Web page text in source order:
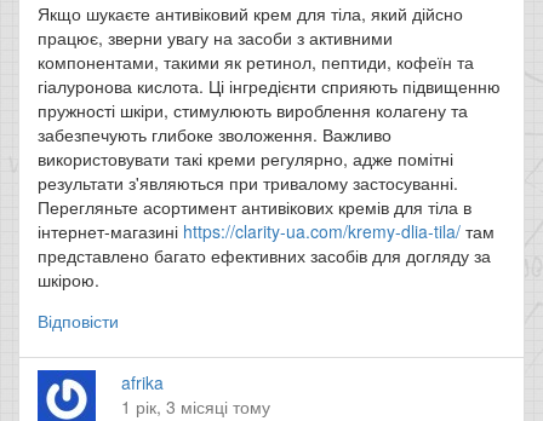
Якщо шукаєте антивіковий крем для тіла, який дійсно
працює, зверни увагу на засоби з активними
компонентами, такими як ретинол, пептиди, кофеїн та
гіалуронова кислота. Ці інгредієнти сприяють підвищенню
пружності шкіри, стимулюють вироблення колагену та
забезпечують глибоке зволоження. Важливо
використовувати такі креми регулярно, адже помітні
результати з'являються при тривалому застосуванні.​
Перегляньте асортимент антивікових кремів для тіла в
інтернет-магазині https://clarity-ua.com/kremy-dlia-tila/ там
представлено багато ефективних засобів для догляду за
шкірою.​
Відповісти
afrika
1 рік, 3 місяці тому